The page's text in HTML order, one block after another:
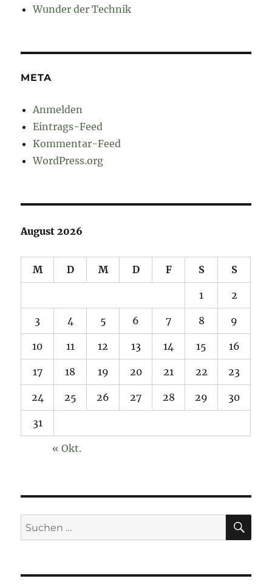
Wunder der Technik
META
Anmelden
Eintrags-Feed
Kommentar-Feed
WordPress.org
August 2026
M D M D F S S
1 2
3 4 5 6 7 8 9
10 11 12 13 14 15 16
17 18 19 20 21 22 23
24 25 26 27 28 29 30
31
« Okt.
Suchen
nach: